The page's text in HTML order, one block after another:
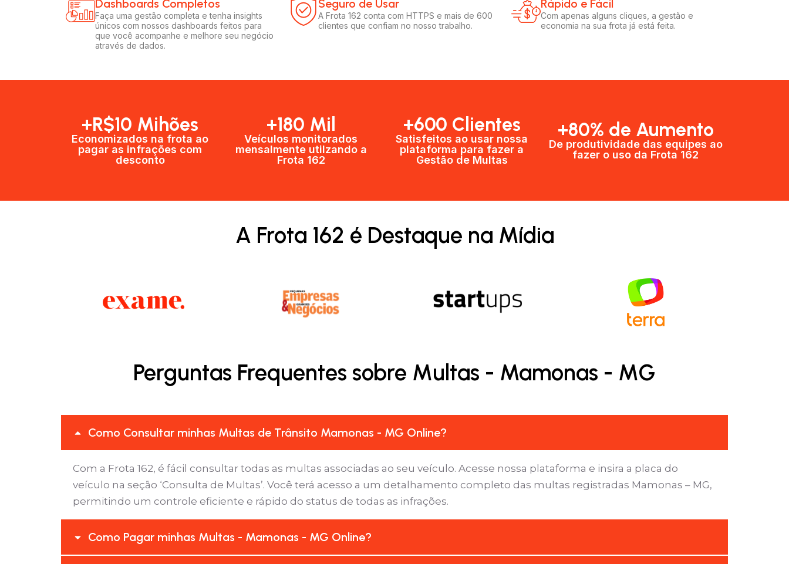
Dashboards Completos​​
Faça uma gestão completa e tenha insights
únicos com nossos dashboards feitos para
que você acompanhe e melhore seu negócio
através de dados.
Seguro de Usar​
A Frota 162 conta com HTTPS e mais de 600
clientes que confiam no nosso trabalho.
Rápido e Fácil​
Com apenas alguns cliques, a gestão e
economia na sua frota já está feita.
+R$10 Mihões
Economizados na frota ao
pagar as infrações com
desconto
+180 Mil
Veículos monitorados
mensalmente utilzando a
Frota 162
+600 Clientes​
Satisfeitos ao usar nossa
plataforma para fazer a
Gestão de Multas​
+80% de Aumento
De produtividade das equipes ao
fazer o uso da Frota 162​
A Frota 162 é Destaque na Mídia
Perguntas Frequentes sobre Multas - Mamonas - MG
Como Consultar minhas Multas de Trânsito Mamonas - MG Online?
Com a Frota 162, é fácil consultar todas as multas associadas ao seu veículo. Acesse nossa plataforma e insira a placa do
veículo na seção ‘Consulta de Multas’. Você terá acesso a um detalhamento completo das multas registradas Mamonas – MG,
permitindo um controle eficiente e rápido do status de todas as infrações.
Como Pagar minhas Multas - Mamonas - MG Online?